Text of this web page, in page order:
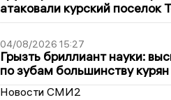
атаковали курский поселок
04/08/2026 15:27
Грызть бриллиант науки:
по зубам большинству курян
Новости СМИ2